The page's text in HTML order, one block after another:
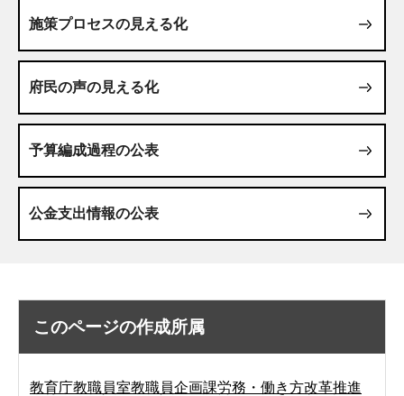
施策プロセスの見える化
府民の声の見える化
予算編成過程の公表
公金支出情報の公表
このページの作成所属
教育庁教職員室教職員企画課労務・働き方改革推進